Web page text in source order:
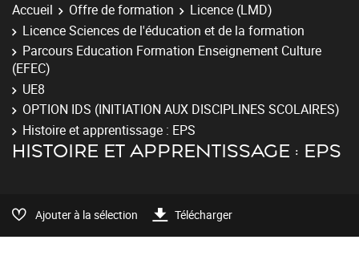
Accueil Offre de formation
Licence (LMD)
Licence Sciences de l'éducation et de la formation
Parcours Education Formation Enseignement Culture
(EFEC)
UE8
OPTION IDS (INITIATION AUX DISCIPLINES SCOLAIRES)
Histoire et apprentissage : EPS
HISTOIRE ET APPRENTISSAGE : EPS
Ajouter à la sélection Télécharger